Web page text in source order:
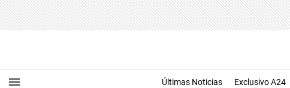
Últimas Noticias Exclusivo A24